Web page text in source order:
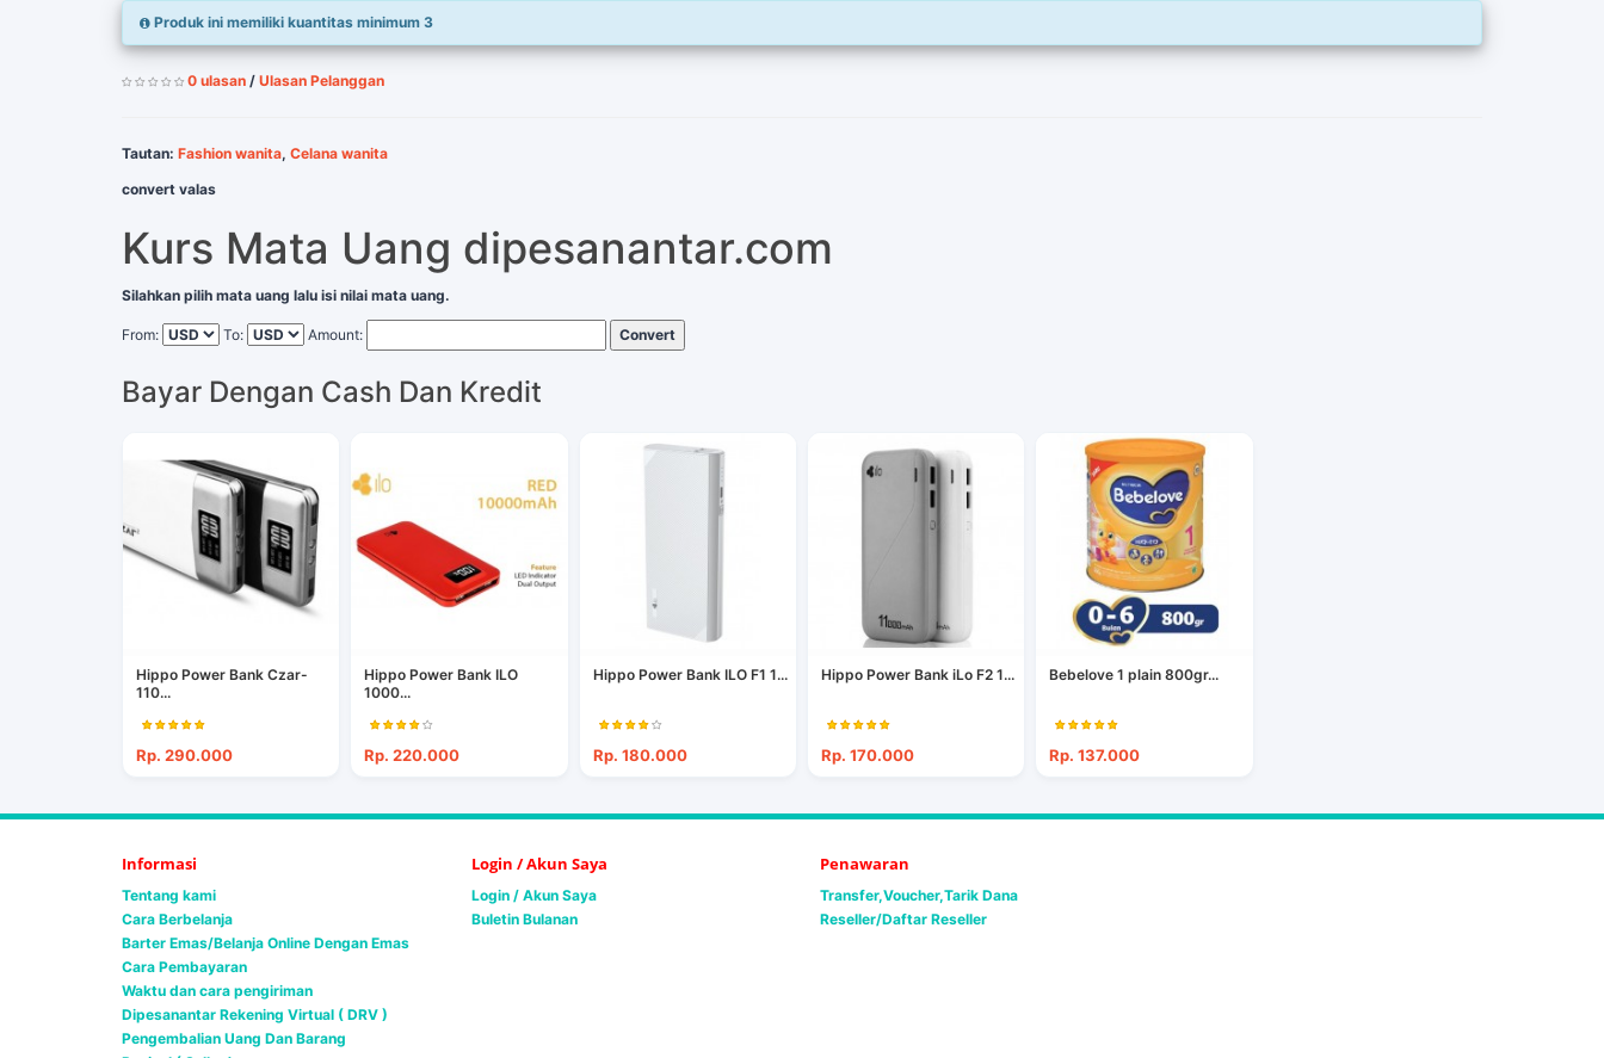
Produk ini memiliki kuantitas minimum 3
0 ulasan / Ulasan Pelanggan
Tautan: Fashion wanita, Celana wanita
convert valas
Kurs Mata Uang dipesanantar.com
Silahkan pilih mata uang lalu isi nilai mata uang.
From: To: Amount: Convert
Bayar Dengan Cash Dan Kredit
Hippo Power Bank Czar-
110...
Rp. 290.000
Hippo Power Bank ILO
1000...
Rp. 220.000
Hippo Power Bank ILO F1 1...
Rp. 180.000
Hippo Power Bank iLo F2 1...
Rp. 170.000
Bebelove 1 plain 800gr...
Rp. 137.000
Informasi
Tentang kami
Cara Berbelanja
Barter Emas/Belanja Online Dengan Emas
Cara Pembayaran
Waktu dan cara pengiriman
Dipesanantar Rekening Virtual ( DRV )
Pengembalian Uang Dan Barang
Login / Akun Saya
Login / Akun Saya
Buletin Bulanan
Penawaran
Transfer,Voucher,Tarik Dana
Reseller/Daftar Reseller